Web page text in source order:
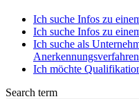
Ich suche Infos zu
Ich suche Infos zu
Ich suche als
Anerkennungsverfahren
Ich möchte
Search term